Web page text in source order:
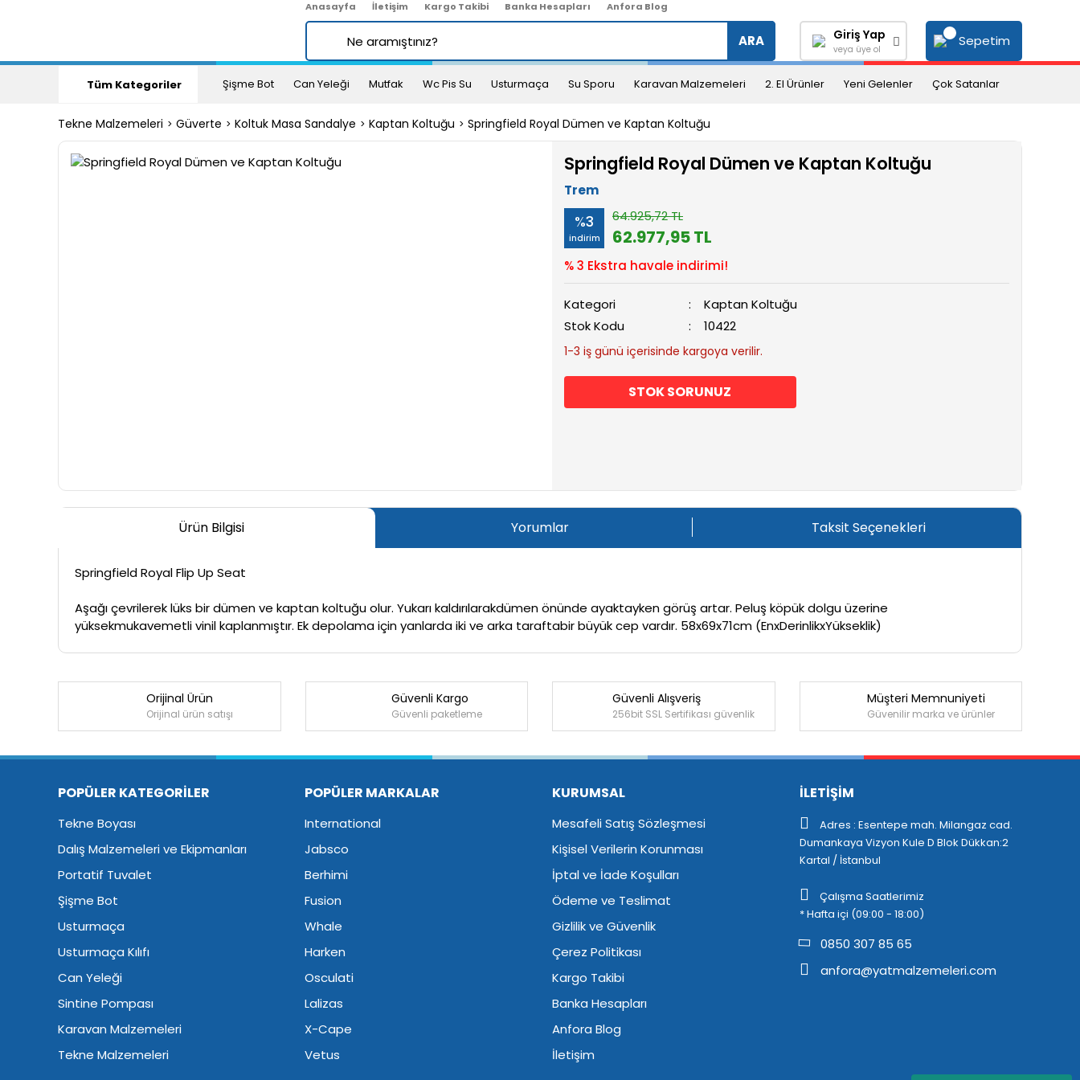
Anasayfa İletişim Kargo Takibi Banka Hesapları Anfora Blog
ARA Giriş Yap
veya üye ol
Sepetim
Tüm Kategoriler Şişme Bot Can Yeleği Mutfak Wc Pis Su Usturmaça Su Sporu Karavan Malzemeleri 2. El Ürünler Yeni Gelenler Çok Satanlar
Tekne Malzemeleri Güverte Koltuk Masa Sandalye Kaptan Koltuğu Springfield Royal Dümen ve Kaptan Koltuğu
Springfield Royal Dümen ve Kaptan Koltuğu
Trem
%3
indirim
64.925,72 TL
62.977,95 TL
% 3 Ekstra havale indirimi!
Kategori
Kaptan Koltuğu
Stok Kodu
10422
1-3 iş günü içerisinde kargoya verilir.
STOK SORUNUZ
Ürün Bilgisi Yorumlar Taksit Seçenekleri
Springfield Royal Flip Up Seat
Aşağı çevrilerek lüks bir dümen ve kaptan koltuğu olur. Yukarı kaldırılarakdümen önünde ayaktayken görüş artar. Peluş köpük dolgu üzerine
yüksekmukavemetli vinil kaplanmıştır. Ek depolama için yanlarda iki ve arka taraftabir büyük cep vardır. 58x69x71cm (EnxDerinlikxYükseklik)
Bu ürüne ilk yorumu siz yapın!
Orijinal Ürün
Orijinal ürün satışı
Güvenli Kargo
Güvenli paketleme
Güvenli Alışveriş
256bit SSL Sertifikası güvenlik
Müşteri Memnuniyeti
Güvenilir marka ve ürünler
POPÜLER KATEGORİLER
Tekne Boyası
Dalış Malzemeleri ve Ekipmanları
Portatif Tuvalet
Şişme Bot
Usturmaça
Usturmaça Kılıfı
Can Yeleği
Sintine Pompası
Karavan Malzemeleri
Tekne Malzemeleri
POPÜLER MARKALAR
International
Jabsco
Berhimi
Fusion
Whale
Harken
Osculati
Lalizas
X-Cape
Vetus
KURUMSAL
Mesafeli Satış Sözleşmesi
Kişisel Verilerin Korunması
İptal ve İade Koşulları
Ödeme ve Teslimat
Gizlilik ve Güvenlik
Çerez Politikası
Kargo Takibi
Banka Hesapları
Anfora Blog
İletişim
İLETİŞİM
Adres : Esentepe mah. Milangaz cad.
Dumankaya Vizyon Kule D Blok Dükkan:2
Kartal / İstanbul
Çalışma Saatlerimiz
* Hafta içi (09:00 - 18:00)
0850 307 85 65
anfora@yatmalzemeleri.com